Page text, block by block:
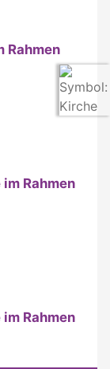
Rahmen
Rahmen
Rahmen